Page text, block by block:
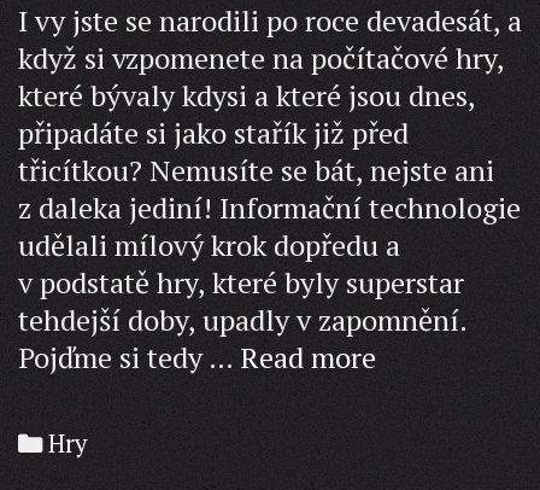
I vy jste se narodili po roce devadesát, a
když si vzpomenete na počítačové hry,
které bývaly kdysi a které jsou dnes,
připadáte si jako stařík již před
třicítkou? Nemusíte se bát, nejste ani
z daleka jediní! Informační technologie
udělali mílový krok dopředu a
v podstatě hry, které byly superstar
tehdejší doby, upadly v zapomnění.
Pojďme si tedy … Read moreNejlepší
pařby
pro
pamětníky!
Categories
Hry